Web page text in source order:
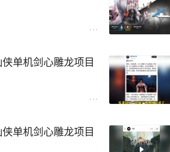
单机剑心雕龙项目
单机剑心雕龙项目